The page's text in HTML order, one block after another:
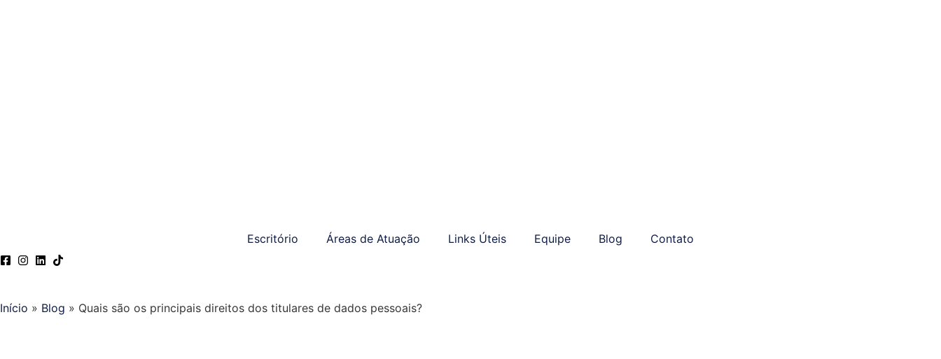
Escritório Áreas de Atuação Links Úteis Equipe Blog Contato
Início » Blog » Quais são os principais direitos dos titulares de dados pessoais?